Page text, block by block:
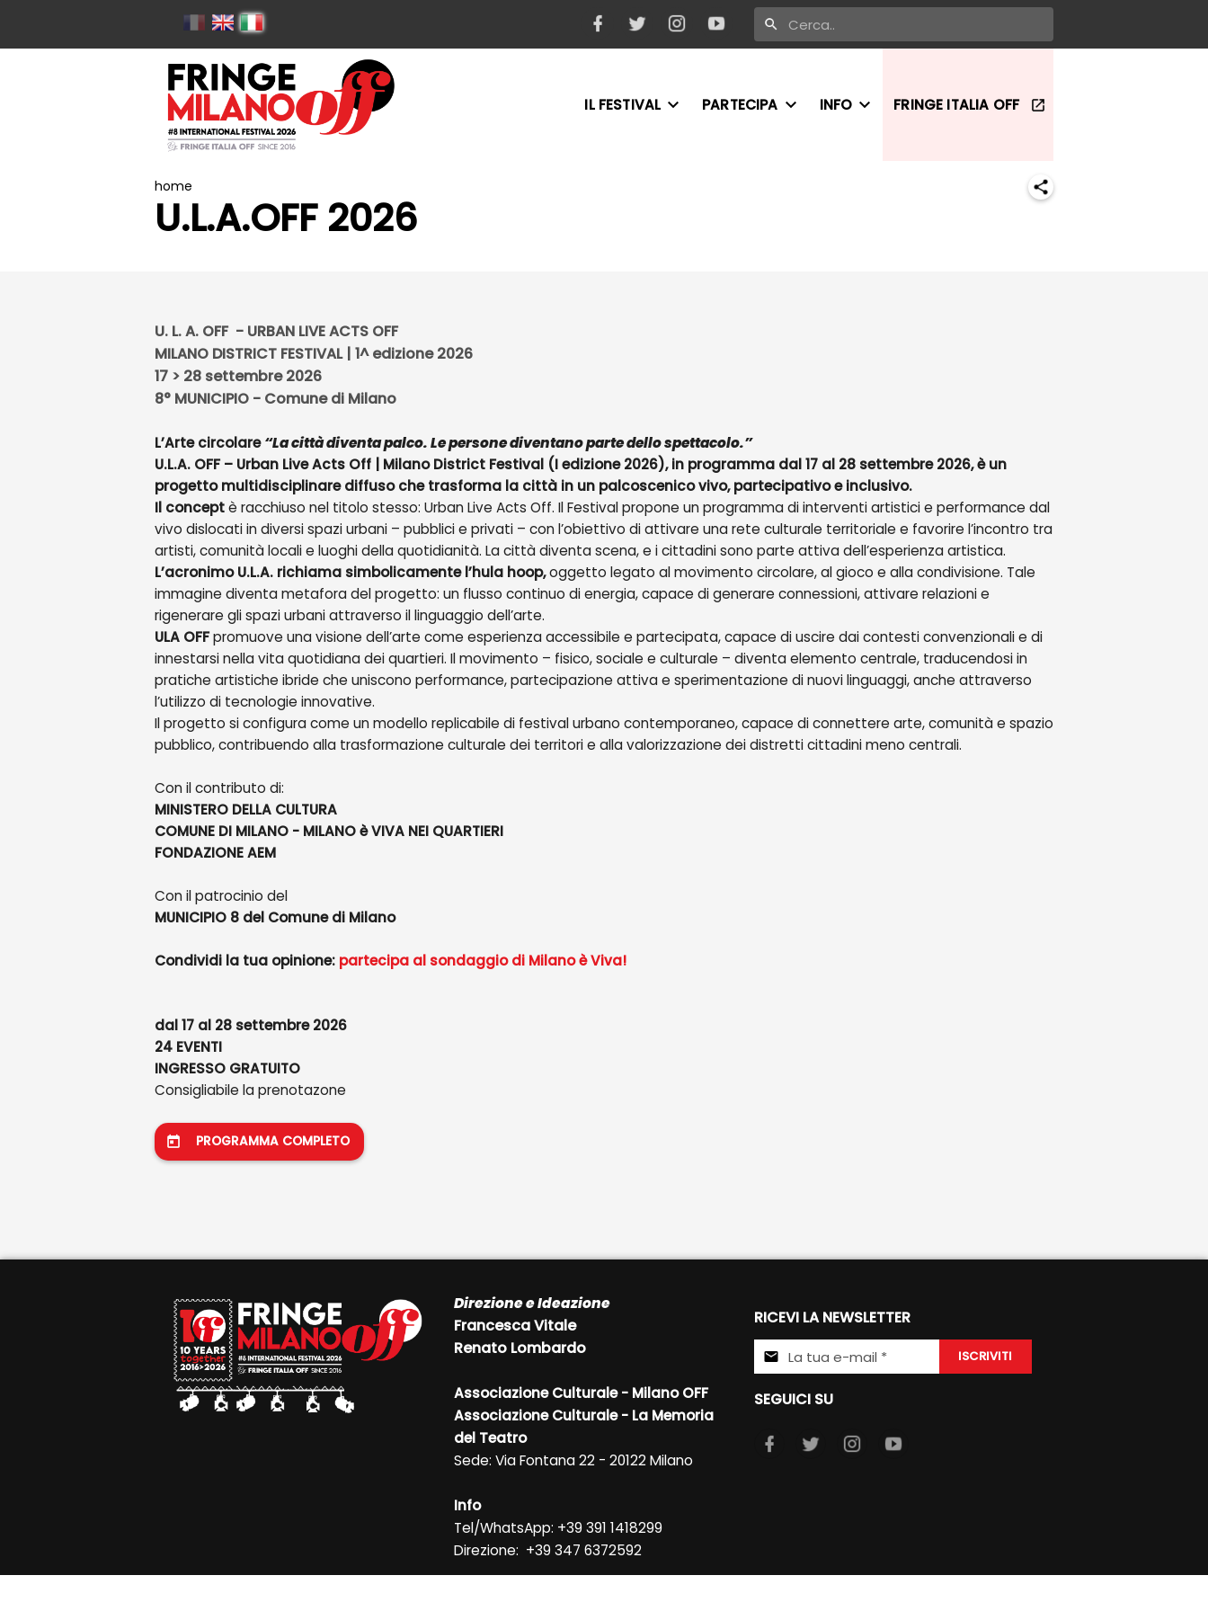
IL FESTIVAL PARTECIPA INFO FRINGE ITALIA OFF
home
U.L.A.OFF 2026
U. L. A. OFF - URBAN LIVE ACTS OFF
MILANO DISTRICT FESTIVAL | 1^ edizione 2026
17 > 28 settembre 2026
8° MUNICIPIO - Comune di Milano
L’Arte circolare“La città diventa palco. Le persone diventano parte dello spettacolo.”
U.L.A. OFF – Urban Live Acts Off | Milano District Festival (I edizione 2026), in programma dal 17 al 28 settembre 2026, è un
progetto multidisciplinare diffuso che trasforma la città in un palcoscenico vivo, partecipativo e inclusivo.
Il conceptè racchiuso nel titolo stesso: Urban Live Acts Off. Il Festival propone un programma di interventi artistici e performance dal
vivo dislocati in diversi spazi urbani – pubblici e privati – con l’obiettivo di attivare una rete culturale territoriale e favorire l’incontro tra
artisti, comunità locali e luoghi della quotidianità. La città diventa scena, e i cittadini sono parte attiva dell’esperienza artistica.
L’acronimo U.L.A. richiama simbolicamente l’hula hoop,oggetto legato al movimento circolare, al gioco e alla condivisione. Tale
immagine diventa metafora del progetto: un flusso continuo di energia, capace di generare connessioni, attivare relazioni e
rigenerare gli spazi urbani attraverso il linguaggio dell’arte.
ULA OFFpromuove una visione dell’arte come esperienza accessibile e partecipata, capace di uscire dai contesti convenzionali e di
innestarsi nella vita quotidiana dei quartieri. Il movimento – fisico, sociale e culturale – diventa elemento centrale, traducendosi in
pratiche artistiche ibride che uniscono performance, partecipazione attiva e sperimentazione di nuovi linguaggi, anche attraverso
l’utilizzo di tecnologie innovative.
Il progetto si configura come un modello replicabile di festival urbano contemporaneo, capace di connettere arte, comunità e spazio
pubblico, contribuendo alla trasformazione culturale dei territori e alla valorizzazione dei distretti cittadini meno centrali.
Con il contributo di:
MINISTERO DELLA CULTURA
COMUNE DI MILANO - MILANO è VIVA NEI QUARTIERI
FONDAZIONE AEM
Con il patrocinio del
MUNICIPIO 8 del Comune di Milano
Condividi la tua opinione: partecipa al sondaggio di Milano è Viva!
dal 17 al 28 settembre 2026
24 EVENTI
INGRESSO GRATUITO
Consigliabile la prenotazone
PROGRAMMA COMPLETO
Direzione e Ideazione
Francesca Vitale
Renato Lombardo
Associazione Culturale - Milano OFF
Associazione Culturale - La Memoria
del Teatro
Sede: Via Fontana 22 - 20122 Milano
Info
Tel/WhatsApp: +39 391 1418299
Direzione: +39 347 6372592
RICEVI LA NEWSLETTER
ISCRIVITI
SEGUICI SU